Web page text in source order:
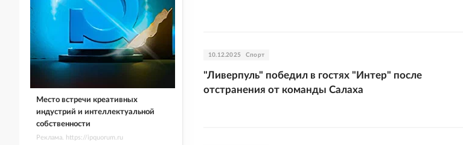
10.12.2025 Спорт
"Ливерпуль" победил в гостях "Интер" после
отстранения от команды Салаха
Место встречи креативных
индустрий и интеллектуальной
собственности
Реклама. https://ipquorum.ru